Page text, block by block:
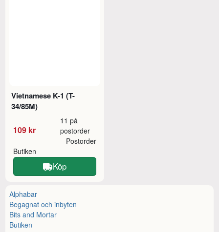
Vietnamese K-1 (T-
34/85M)
109 kr
11 på
postorder
Butiken
Postorder
Köp
Alphabar
Begagnat och inbyten
Bits and Mortar
Butiken